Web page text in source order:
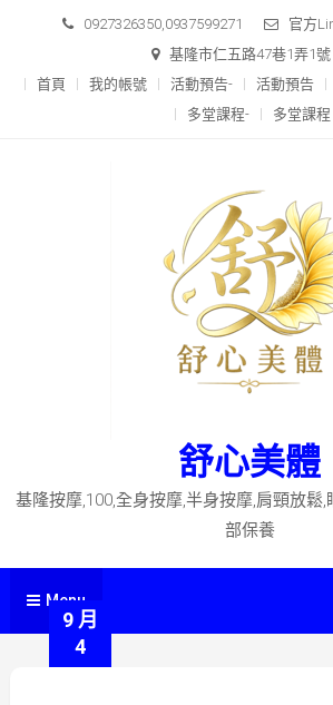
content
0927326350,0937599271
官方
基隆市仁五路47巷1弄1號
首頁
我的帳號 活動預告- 活動預告
多堂課程-
多堂課程
舒心美體
基隆按摩,100,全身按摩,半身按摩,肩頸放鬆
部保養
Menu
9 月
4